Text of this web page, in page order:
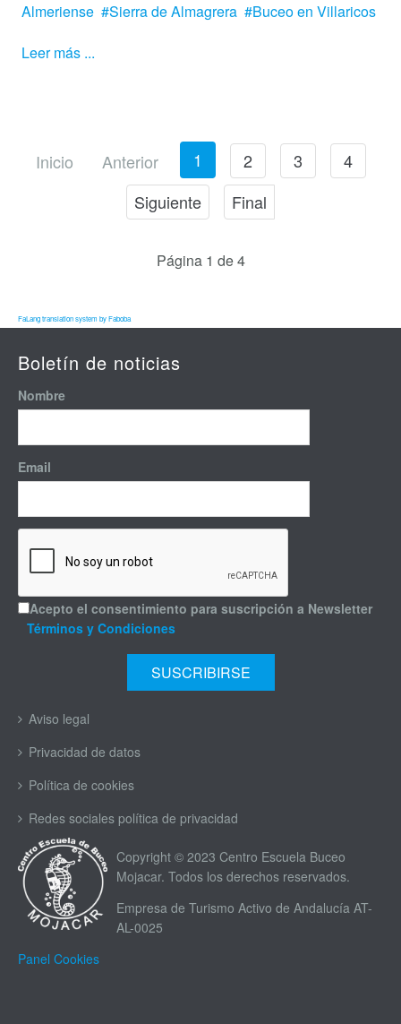
Almeriense
Sierra de Almagrera
Buceo en Villaricos
Leer más ...
Inicio Anterior 1 2 3
4
Siguiente
Final
Página 1 de 4
FaLang translation system by Faboba
Boletín de noticias
Nombre
Email
Acepto el consentimiento para suscripción a Newsletter
Términos y Condiciones
Aviso legal
Privacidad de datos
Política de cookies
Redes sociales política de privacidad
Copyright © 2023 Centro Escuela Buceo
Mojacar. Todos los derechos reservados.
Empresa de Turismo Activo de Andalucía AT-
AL-0025
Panel Cookies